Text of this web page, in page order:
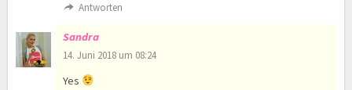
Antworten
Sandra
14. Juni 2018 um 08:24
Yes